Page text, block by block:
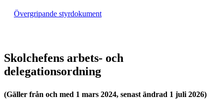
Övergripande styrdokument
Skolchefens arbets- och
delegationsordning
(Gäller från och med 1 mars 2024, senast ändrad 1 juli 2026)